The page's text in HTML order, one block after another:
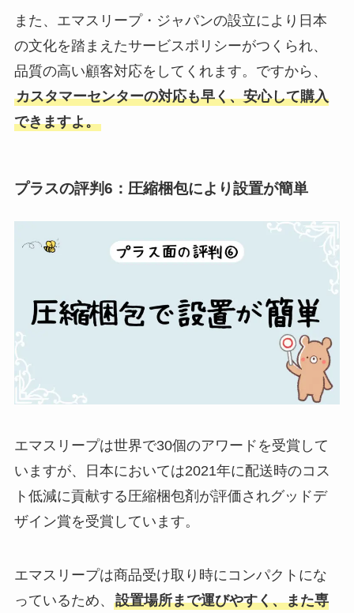
また、エマスリープ・ジャパンの設立により日本
の文化を踏まえたサービスポリシーがつくられ、
品質の高い顧客対応をしてくれます。ですから、
カスタマーセンターの対応も早く、安心して購入
できますよ。
プラスの評判6：圧縮梱包により設置が簡単
エマスリープは世界で30個のアワードを受賞して
いますが、日本においては2021年に配送時のコス
ト低減に貢献する圧縮梱包剤が評価されグッドデ
ザイン賞を受賞しています。
エマスリープは商品受け取り時にコンパクトにな
っているため、 設置場所まで運びやすく、また専